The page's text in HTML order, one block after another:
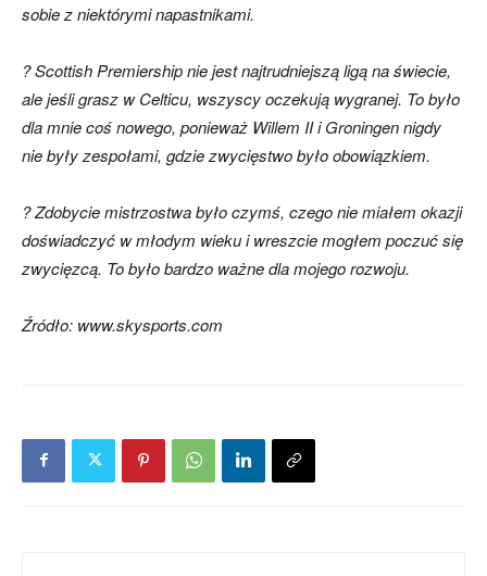
sobie z niektórymi napastnikami.
? Scottish Premiership nie jest najtrudniejszą ligą na świecie,
ale jeśli grasz w Celticu, wszyscy oczekują wygranej. To było
dla mnie coś nowego, ponieważ Willem II i Groningen nigdy
nie były zespołami, gdzie zwycięstwo było obowiązkiem.
? Zdobycie mistrzostwa było czymś, czego nie miałem okazji
doświadczyć w młodym wieku i wreszcie mogłem poczuć się
zwycięzcą. To było bardzo ważne dla mojego rozwoju.
Źródło: www.skysports.com